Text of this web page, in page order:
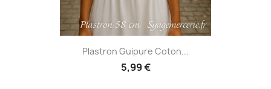
Plastron Guipure Coton...
5,99 €